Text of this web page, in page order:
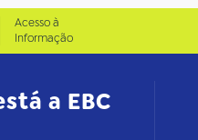
Acesso à
Informação
a EBC